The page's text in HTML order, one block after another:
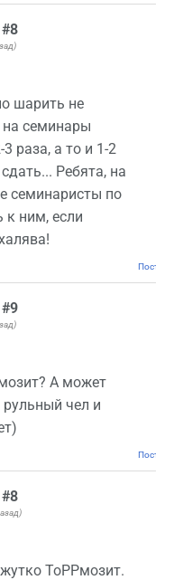
шарить не
на семинары
раза, а то и 1-2
Ребята, на
семинаристы по
к ним, если
А может
чел и
ТоРРмозит.